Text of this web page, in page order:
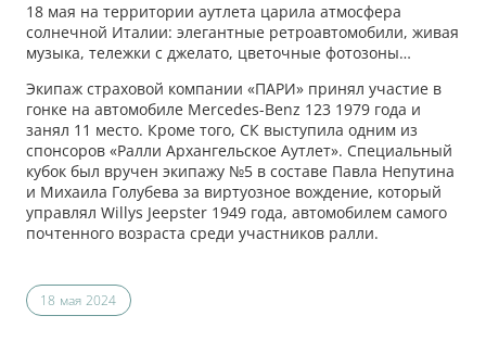
18 мая на территории аутлета царила атмосфера
солнечной Италии: элегантные ретроавтомобили, живая
музыка, тележки с джелато, цветочные фотозоны…
Экипаж страховой компании «ПАРИ» принял участие в
гонке на автомобиле Mercedes-Benz 123 1979 года и
занял 11 место. Кроме того, СК выступила одним из
спонсоров «Ралли Архангельское Аутлет». Специальный
кубок был вручен экипажу №5 в составе Павла Непутина
и Михаила Голубева за виртуозное вождение, который
управлял Willys Jeepster 1949 года, автомобилем самого
почтенного возраста среди участников ралли.
18 мая 2024